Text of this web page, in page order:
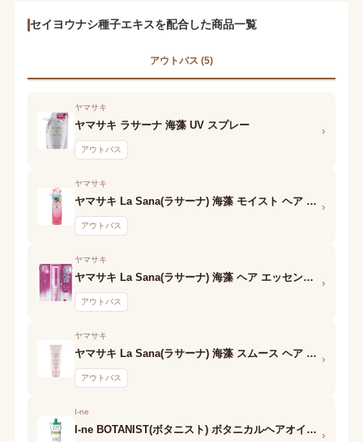
セイヨウナシ種子エキスを配合した商品一覧
アウトバス (5)
ヤマサキ
ヤマサキ ラサーナ 海藻 UV スプレー
アウトバス
›
ヤマサキ
ヤマサキ La Sana(ラサーナ) 海藻 モイスト ヘア ミスト ラ・フランスの香り
アウトバス
›
ヤマサキ
ヤマサキ La Sana(ラサーナ) 海藻 ヘア エッセンス しっとり ラ・フランスの香り
アウトバス
›
ヤマサキ
ヤマサキ La Sana(ラサーナ) 海藻 スムース ヘア ミルク ラ・フランスの香り
アウトバス
›
I-ne
I-ne BOTANIST(ボタニスト) ボタニカルヘアオイル エアリースムース PJ ›